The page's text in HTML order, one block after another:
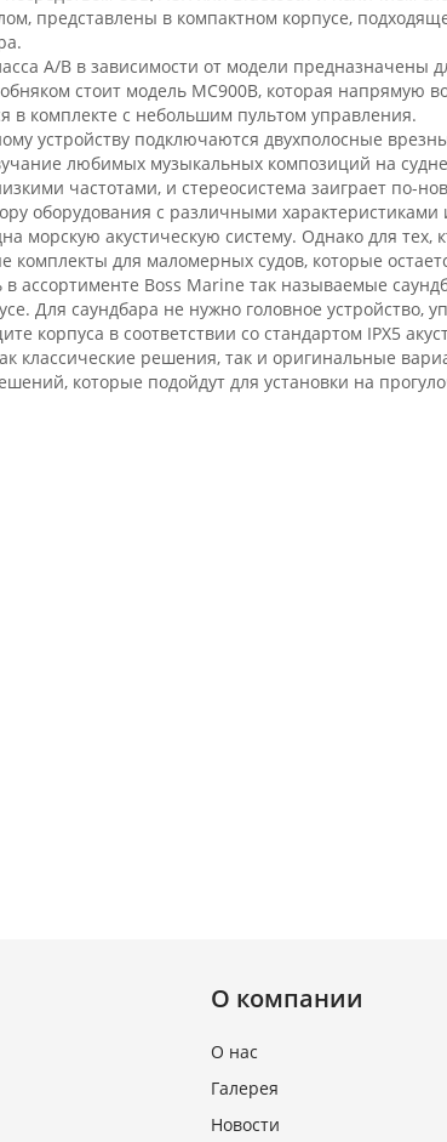
представлены в компактном корпусе,
A/B в зависимости от модели предназначены
стоит модель MC900B, которая напрямую
в комплекте с небольшим пультом управления.
устройству подключаются двухполосные
любимых музыкальных композиций на
частотами, и стереосистема заиграет по-
оборудования с различными
морскую акустическую систему. Однако для
комплекты для маломерных судов, которые
в ассортименте Boss Marine так называемые
Для саундбара не нужно головное устройство,
корпуса в соответствии со стандартом IPX5
классические решения, так и оригинальные
которые подойдут для установки на
О компании
О нас
Галерея
Новости